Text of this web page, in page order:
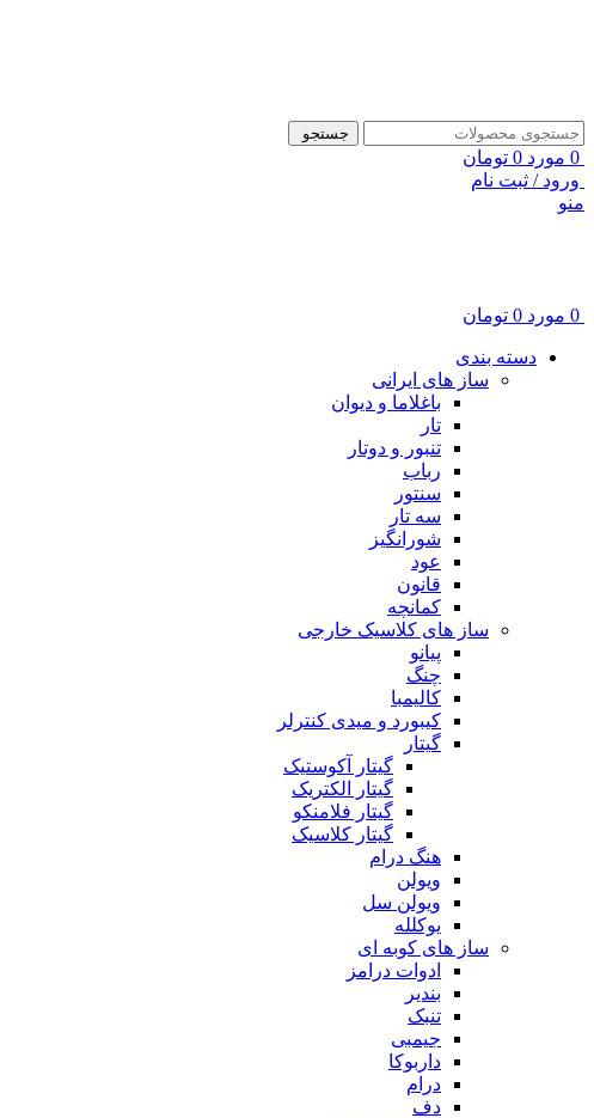
جستجو
0 مورد 0 تومان
ورود / ثبت نام
منو
0 مورد 0 تومان
دسته بندی
ساز های ایرانی
باغلاما و دیوان
تار
تنبور و دوتار
رباب
سنتور
سه تار
شورانگیز
عود
قانون
کمانچه
ساز های کلاسیک خارجی
پیانو
چنگ
کالیمبا
کیبورد و میدی کنترلر
گیتار
گیتار آکوستیک
گیتار الکتریک
گیتار فلامنکو
گیتار کلاسیک
هنگ درام
ویولن
ویولن سل
یوکلله
ساز های کوبه ای
ادوات درامز
بندیر
تنبک
جیمبی
داربوکا
درام
دف